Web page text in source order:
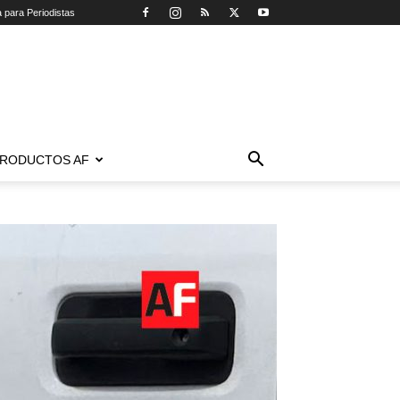
para Periodistas
AF